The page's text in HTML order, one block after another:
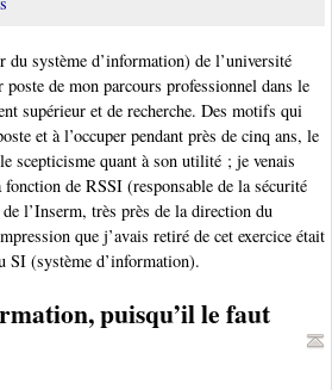
système d’information) de l’université
de mon parcours professionnel dans le
supérieur et de recherche. Des motifs qui
et à l’occuper pendant près de cinq ans, le
scepticisme quant à son utilité ; je venais
fonction de RSSI (responsable de la sécurité
l’Inserm, très près de la direction du
que j’avais retiré de cet exercice était
SI (système d’information).
puisqu’il le faut